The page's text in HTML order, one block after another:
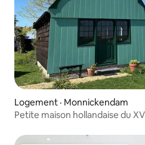
Logement · Monnickendam
Petite maison hollandaise du